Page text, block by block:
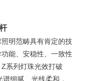
明范畴具有肯定的技
能、安稳性、一致性
系列灯珠光效打破
细腻、光线柔和，